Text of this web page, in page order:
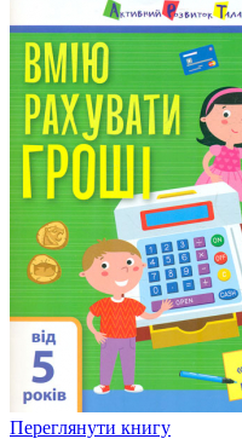
Переглянути книгу